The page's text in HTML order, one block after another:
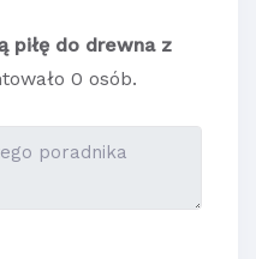
piłę do drewna z
0 osób.